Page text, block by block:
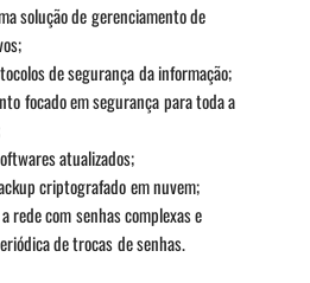
solução de gerenciamento de
de segurança da informação;
focado em segurança para toda a
atualizados;
criptografado em nuvem;
rede com senhas complexas e
de trocas de senhas.